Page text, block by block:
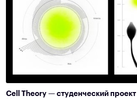
Cell Theory — студенческий